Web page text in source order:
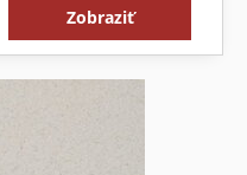
Zobraziť